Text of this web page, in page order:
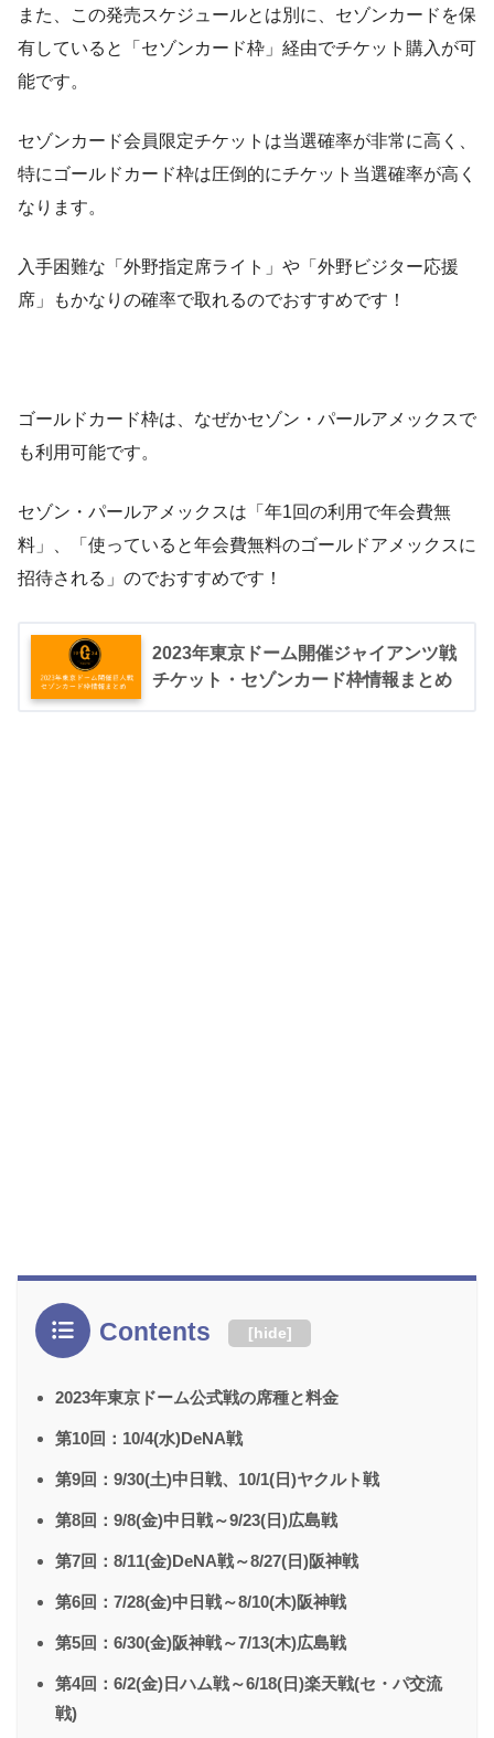
また、この発売スケジュールとは別に、セゾンカードを保
有していると「セゾンカード枠」経由でチケット購入が可
能です。
セゾンカード会員限定チケットは当選確率が非常に高く、
特にゴールドカード枠は圧倒的にチケット当選確率が高く
なります。
入手困難な「外野指定席ライト」や「外野ビジター応援
席」もかなりの確率で取れるのでおすすめです！
ゴールドカード枠は、なぜかセゾン・パールアメックスで
も利用可能です。
セゾン・パールアメックスは「年1回の利用で年会費無
料」、「使っていると年会費無料のゴールドアメックスに
招待される」のでおすすめです！
2023年東京ドーム開催ジャイアンツ戦
チケット・セゾンカード枠情報まとめ
Contents [hide]
2023年東京ドーム公式戦の席種と料金
第10回：10/4(水)DeNA戦
第9回：9/30(土)中日戦、10/1(日)ヤクルト戦
第8回：9/8(金)中日戦～9/23(日)広島戦
第7回：8/11(金)DeNA戦～8/27(日)阪神戦
第6回：7/28(金)中日戦～8/10(木)阪神戦
第5回：6/30(金)阪神戦～7/13(木)広島戦
第4回：6/2(金)日ハム戦～6/18(日)楽天戦(セ・パ交流
戦)